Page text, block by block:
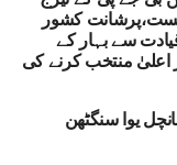
پر سینئر ڈپٹی
ارریہ سمیت
HE ISSUED
کشور
سے بہار کے
اعلیٰ منتخب کرنے کی
یوا سنگٹھن